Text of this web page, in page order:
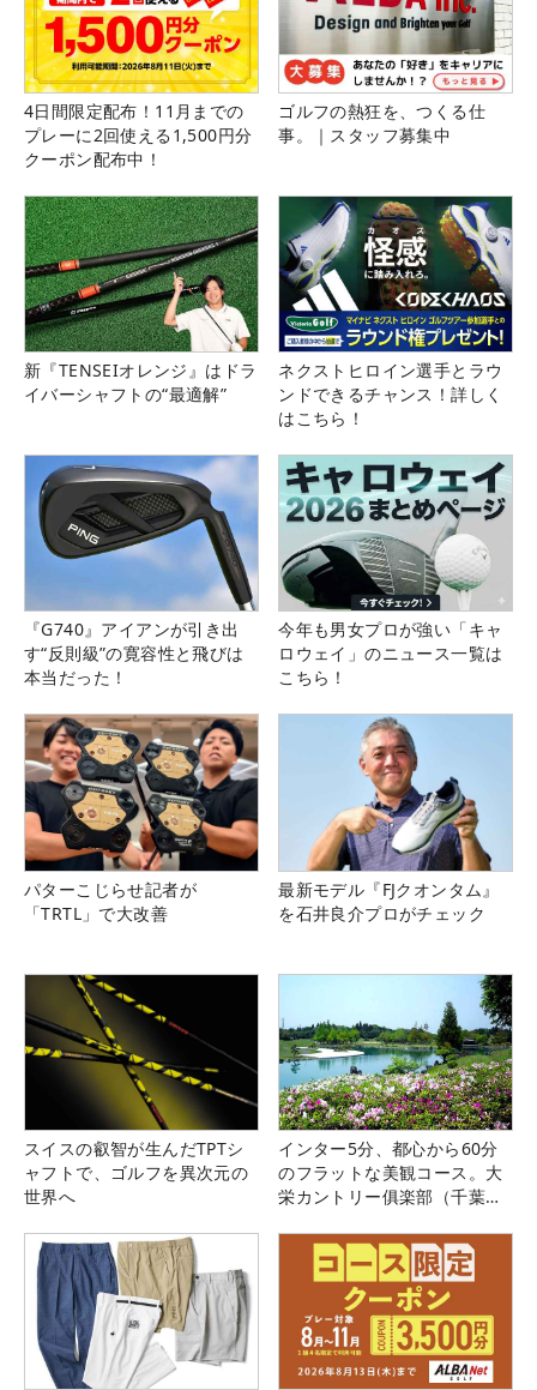
4日間限定配布！11月までの
プレーに2回使える1,500円分
クーポン配布中！
ゴルフの熱狂を、つくる仕
事。｜スタッフ募集中
新『TENSEIオレンジ』はドラ
イバーシャフトの“最適解”
ネクストヒロイン選手とラウ
ンドできるチャンス！詳しく
はこちら！
『G740』アイアンが引き出
す“反則級”の寛容性と飛びは
本当だった！
今年も男女プロが強い「キャ
ロウェイ」のニュース一覧は
こちら！
パターこじらせ記者が
「TRTL」で大改善
最新モデル『FJクオンタム』
を石井良介プロがチェック
スイスの叡智が生んだTPTシ
ャフトで、ゴルフを異次元の
世界へ
インター5分、都心から60分
のフラットな美観コース。大
栄カントリー俱楽部（千葉